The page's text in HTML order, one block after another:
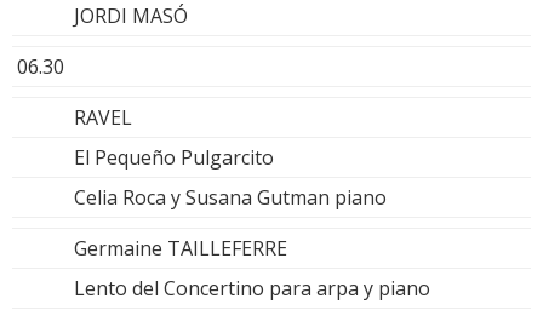
JORDI MASÓ
06.30
RAVEL
El Pequeño Pulgarcito
Celia Roca y Susana Gutman piano
Germaine TAILLEFERRE
Lento del Concertino para arpa y piano